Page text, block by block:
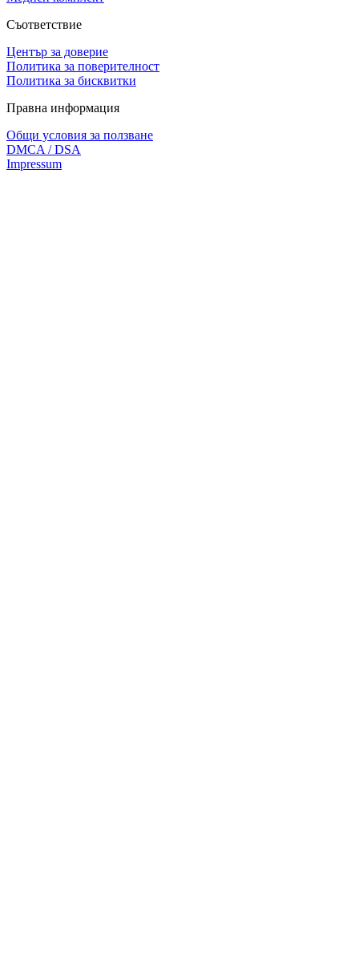
Съответствие
Център за доверие
Политика за поверителност
Политика за бисквитки
Правна информация
Общи условия за ползване
DMCA / DSA
Impressum